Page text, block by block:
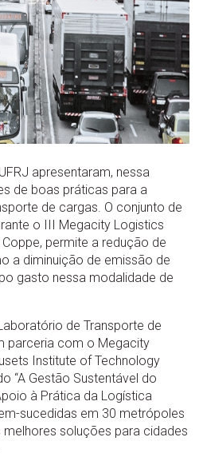
apresentaram, nessa
de boas práticas para a
de cargas. O conjunto de
o III Megacity Logistics
permite a redução de
a diminuição de emissão de
gasto nessa modalidade de
de Transporte de
parceria com o Megacity
Institute of Technology
“A Gestão Sustentável do
à Prática da Logística
sucedidas em 30 metrópoles
soluções para cidades